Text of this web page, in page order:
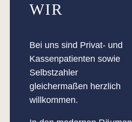
WIR
Bei uns sind Privat- und
Kassenpatienten sowie
Selbstzahler
gleichermaßen herzlich
willkommen.